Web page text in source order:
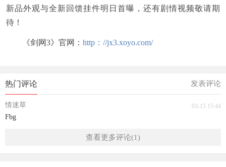
新品外观与全新回馈挂件明日首曝，还有剧情视频敬请期
待！
《剑网3》官网： http：//jx3.xoyo.com/
热门评论 发表评论
情迷草 03-15 15:44
Fbg
查看更多评论(1)